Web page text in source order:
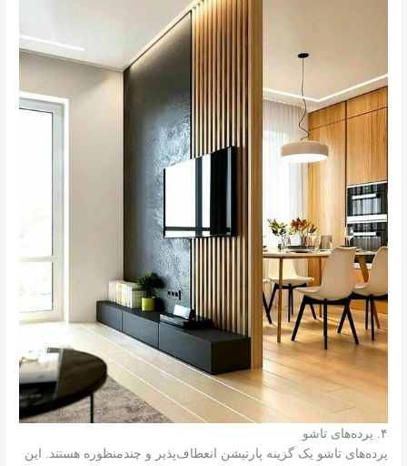
۴. پرده‌های تاشو
پرده‌های تاشو یک گزینه پارتیشن انعطاف‌پذیر و چندمنظوره هستند. این